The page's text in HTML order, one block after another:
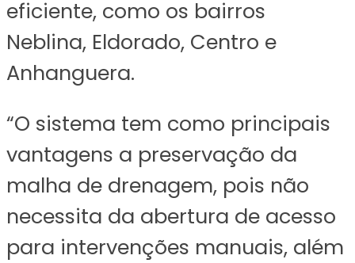
eficiente, como os bairros
Neblina, Eldorado, Centro e
Anhanguera.
“O sistema tem como principais
vantagens a preservação da
malha de drenagem, pois não
necessita da abertura de acesso
para intervenções manuais, além